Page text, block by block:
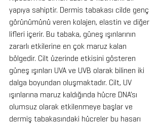
yapıya sahiptir. Dermis tabakası cilde genç
görünümünü veren kolajen, elastin ve diğer
lifleri içerir. Bu tabaka, güneş ışınlarının
zararlı etkilerine en çok maruz kalan
bölgedir. Cilt üzerinde etkisini gösteren
güneş ışınları UVA ve UVB olarak bilinen iki
dalga boyundan oluşmaktadır. Cilt, UV
ışınlarına maruz kaldığında hücre DNA’sı
olumsuz olarak etkilenmeye başlar ve
dermiş tabakasındaki hücreler bu hasarı